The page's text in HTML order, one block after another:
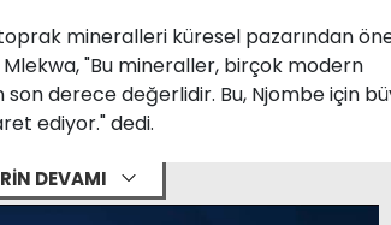
mineralleri küresel pazarından
"Bu mineraller, birçok modern
derece değerlidir. Bu, Njombe için
ediyor." dedi.
DEVAMI